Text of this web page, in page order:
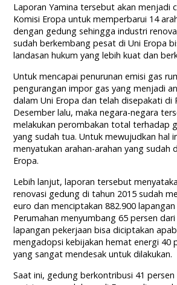
Laporan Yamina tersebut akan menjadi
Komisi Eropa untuk memperbarui 14
dengan gedung sehingga industri
sudah berkembang pesat di Uni Eropa
landasan hukum yang lebih kuat dan
Untuk mencapai penurunan emisi gas
pengurangan impor gas yang menjadi
dalam Uni Eropa dan telah disepakati di
Desember lalu, maka negara-negara
melakukan perombakan total terhadap
yang sudah tua. Untuk mewujudkan hal
menyatukan arahan-arahan yang sudah
Eropa.
Lebih lanjut, laporan tersebut
renovasi gedung di tahun 2015 sudah
euro dan menciptakan 882.900
Perumahan menyumbang 65 persen dari
lapangan pekerjaan bisa diciptakan
mengadopsi kebijakan hemat energi 40
yang sangat mendesak untuk dilakukan.
Saat ini, gedung berkontribusi 41